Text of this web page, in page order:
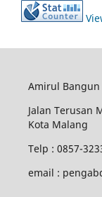
Amirul
Jalan Terusan
Kota Malang
Telp : 0857-
email :